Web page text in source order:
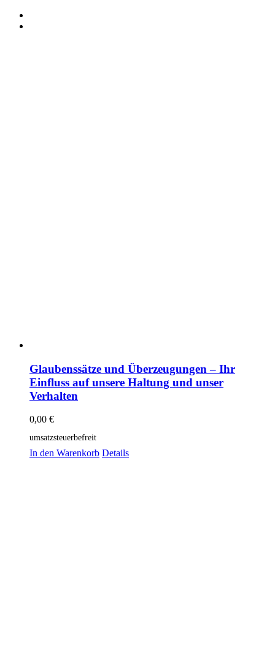
Glaubenssätze und Überzeugungen – Ihr
Einfluss auf unsere Haltung und unser
Verhalten
0,00 €
umsatzsteuerbefreit
In den Warenkorb Details